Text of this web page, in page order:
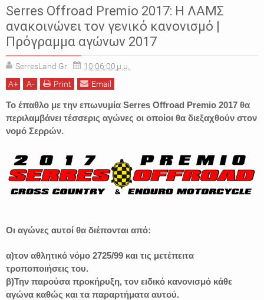
ΕΙΔΗΣΕΙΣ
ΕΚΔΗΛΩΣΕΙΣ ΛΑΜΣ ΣΕΡΡΕΣ
AMOTOE
Serres Offroad Premio 2017
Serres Offroad Premio 2017: H ΛΑΜΣ
ανακοινώνει τον γενικό κανονισμό |
Πρόγραμμα αγώνων 2017
SerresLand Gr
10:06:00 μ.μ.
A+ A- Print Email
Το έπαθλο με την επωνυμία Serres Offroad Premio 2017 θα
περιλαμβάνει τέσσερις αγώνες οι οποίοι θα διεξαχθούν στον
νοµό Σερρών.
Οι αγώνες αυτοί θα διέπονται από:
α)τον αθλητικό νόμο 2725/99 και τις μετέπειτα
τροποποιήσεις του.
β)Την παρούσα προκήρυξη, τον ειδικό κανονισμό κάθε
αγώνα καθώς και τα παραρτήματα αυτού.